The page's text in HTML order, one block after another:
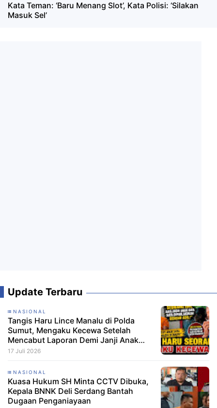
Kata Teman: ‘Baru Menang Slot’, Kata Polisi: ‘Silakan
Masuk Sel’
Update Terbaru
NASIONAL
Tangis Haru Lince Manalu di Polda
Sumut, Mengaku Kecewa Setelah
Mencabut Laporan Demi Janji Anak
Dibebaskan
17 Juli 2026
NASIONAL
Kuasa Hukum SH Minta CCTV Dibuka,
Kepala BNNK Deli Serdang Bantah
Dugaan Penganiayaan